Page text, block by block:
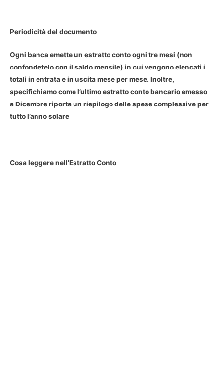
Periodicità del documento
Ogni banca emette un estratto conto ogni tre mesi (non
confondetelo con il saldo mensile) in cui vengono elencati i
totali in entrata e in uscita mese per mese. Inoltre,
specifichiamo come l’ultimo estratto conto bancario emesso
a Dicembre riporta un riepilogo delle spese complessive per
tutto l’anno solare
Cosa leggere nell’Estratto Conto